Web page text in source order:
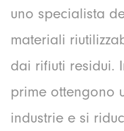
uno specialista
materiali
dai rifiuti residui.
prime ottengono
industrie e si